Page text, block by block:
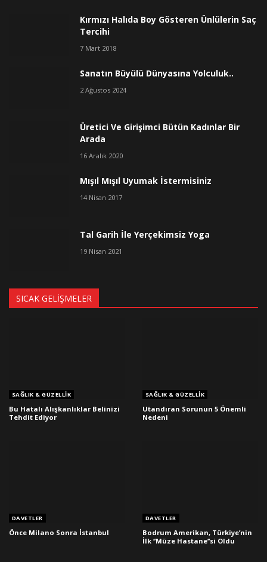
Kırmızı Halıda Boy Gösteren Ünlülerin Saç
Tercihi
7 Mart 2018
Sanatın Büyülü Dünyasına Yolculuk..
2 Ağustos 2024
Üretici Ve Girişimci Bütün Kadınlar Bir
Arada
16 Aralık 2020
Mışıl Mışıl Uyumak İstermisiniz
14 Nisan 2017
Tal Garih İle Yerçekimsiz Yoga
19 Nisan 2021
SICAK GELIŞMELER
SAĞLIK & GÜZELLIK
Bu Hatalı Alışkanlıklar Belinizi
Tehdit Ediyor
SAĞLIK & GÜZELLIK
Utandıran Sorunun 5 Önemli
Nedeni
DAVETLER
Önce Milano Sonra İstanbul
DAVETLER
Bodrum Amerikan, Türkiye’nin
İlk ‘’Müze Hastane’’si Oldu